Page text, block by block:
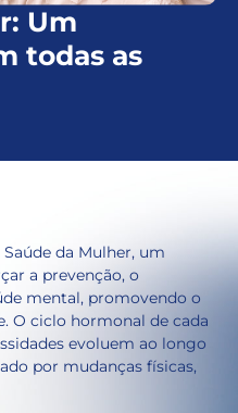
Um
todas as
da Mulher, um
a prevenção, o
mental, promovendo o
O ciclo hormonal de cada
evoluem ao longo
por mudanças físicas,